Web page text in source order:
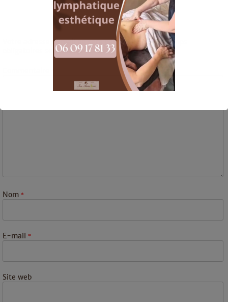
Laisser un commentaire
Votre adresse e-mail ne sera pas publiée. Les champs
obligatoires sont indiqués avec*
Nom *
E-mail *
Site web